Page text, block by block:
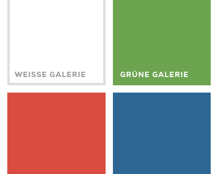
WEISSE GALERIE GRÜNE GALERIE